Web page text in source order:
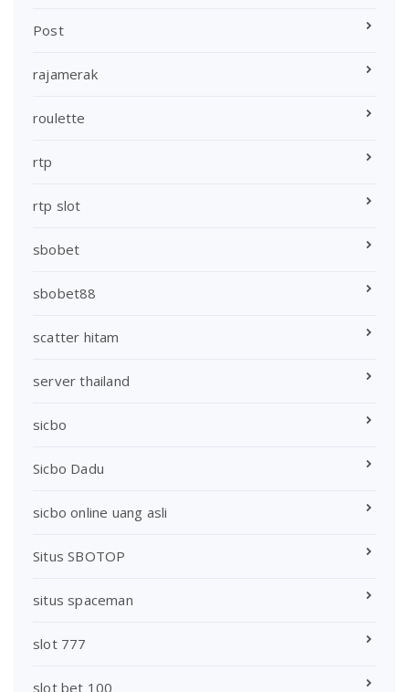
Post
rajamerak
roulette
rtp
rtp slot
sbobet
sbobet88
scatter hitam
server thailand
sicbo
Sicbo Dadu
sicbo online uang asli
Situs SBOTOP
situs spaceman
slot 777
slot bet 100